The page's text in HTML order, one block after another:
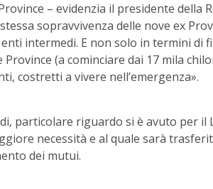
– evidenzia il presidente della
sopravvivenza delle nove ex
intermedi. E non solo in termini di
(a cominciare dai 17 mila
costretti a vivere nell’emergenza».
particolare riguardo si è avuto per il
necessità e al quale sarà
dei mutui.